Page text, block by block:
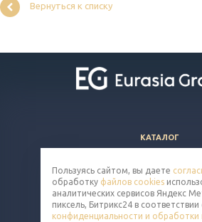
Вернуться к списку
КАТАЛОГ
КОМПАНИЯ
КОНТАКТЫ
Пользуясь сайтом, вы даете
обработку файлов cookies
аналитических сервисов Яндекс
пиксель, Битрикс24 в соответствии
конфиденциальности и обработки